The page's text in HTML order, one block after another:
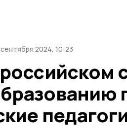
2024, 10:23